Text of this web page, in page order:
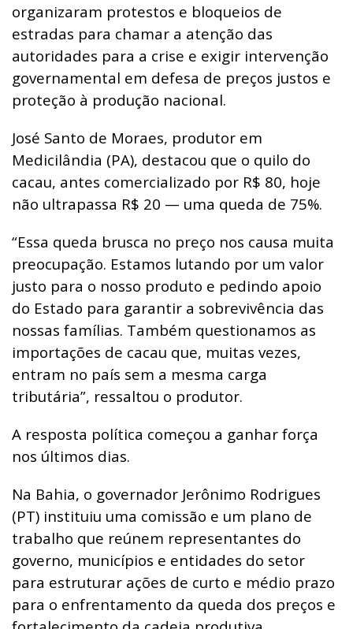
organizaram protestos e bloqueios de
estradas para chamar a atenção das
autoridades para a crise e exigir intervenção
governamental em defesa de preços justos e
proteção à produção nacional.
José Santo de Moraes, produtor em
Medicilândia (PA), destacou que o quilo do
cacau, antes comercializado por R$ 80, hoje
não ultrapassa R$ 20 — uma queda de 75%.
“Essa queda brusca no preço nos causa muita
preocupação. Estamos lutando por um valor
justo para o nosso produto e pedindo apoio
do Estado para garantir a sobrevivência das
nossas famílias. Também questionamos as
importações de cacau que, muitas vezes,
entram no país sem a mesma carga
tributária”, ressaltou o produtor.
A resposta política começou a ganhar força
nos últimos dias.
Na Bahia, o governador Jerônimo Rodrigues
(PT) instituiu uma comissão e um plano de
trabalho que reúnem representantes do
governo, municípios e entidades do setor
para estruturar ações de curto e médio prazo
para o enfrentamento da queda dos preços e